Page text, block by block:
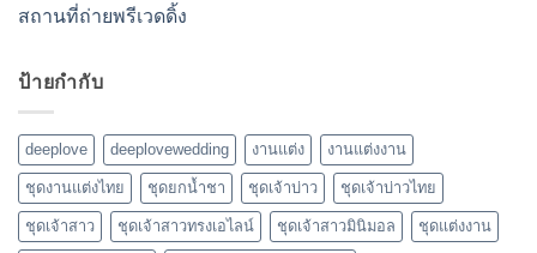
สถานที่ถ่ายพรีเวดดิ้ง
ป้ายกำกับ
deeplove deeplovewedding งานแต่ง งานแต่งงาน
ชุดงานแต่งไทย ชุดยกน้ำชา ชุดเจ้าบ่าว ชุดเจ้าบ่าวไทย
ชุดเจ้าสาว ชุดเจ้าสาวทรงเอไลน์ ชุดเจ้าสาวมินิมอล ชุดแต่งงาน